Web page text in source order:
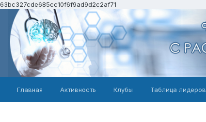
63bc327cde685cc10f6f9ad9d2c2af71
Главная Активность Клубы Таблица лидеров